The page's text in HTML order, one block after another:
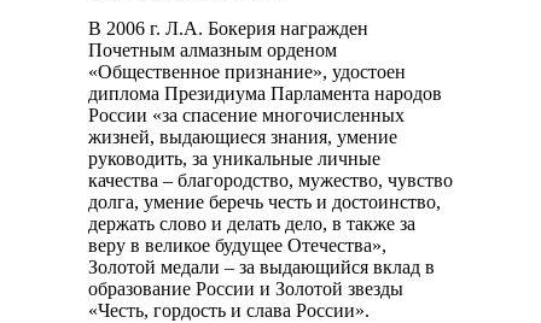
В 2006 г. Л.А. Бокерия награжден
Почетным алмазным орденом
«Общественное признание», удостоен
диплома Президиума Парламента народов
России «за спасение многочисленных
жизней, выдающиеся знания, умение
руководить, за уникальные личные
качества – благородство, мужество, чувство
долга, умение беречь честь и достоинство,
держать слово и делать дело, в также за
веру в великое будущее Отечества»,
Золотой медали – за выдающийся вклад в
образование России и Золотой звезды
«Честь, гордость и слава России».